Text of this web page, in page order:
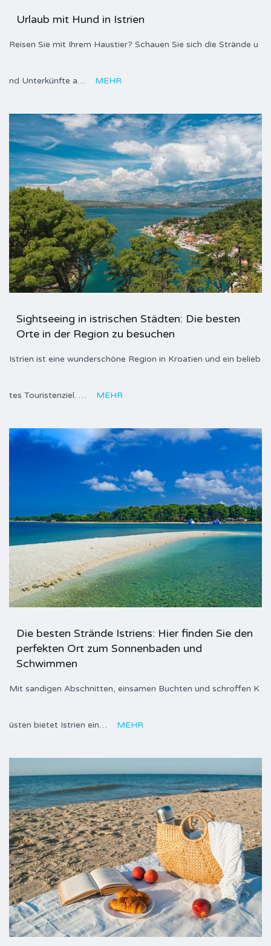
Urlaub mit Hund in Istrien
Reisen Sie mit Ihrem Haustier? Schauen Sie sich die Strände u
nd Unterkünfte a… MEHR
Sightseeing in istrischen Städten: Die besten
Orte in der Region zu besuchen
Istrien ist eine wunderschöne Region in Kroatien und ein belieb
tes Touristenziel. … MEHR
Die besten Strände Istriens: Hier finden Sie den
perfekten Ort zum Sonnenbaden und
Schwimmen
Mit sandigen Abschnitten, einsamen Buchten und schroffen K
üsten bietet Istrien ein… MEHR